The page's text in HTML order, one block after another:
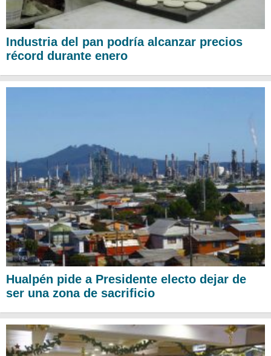
Industria del pan podría alcanzar precios
récord durante enero
Hualpén pide a Presidente electo dejar de
ser una zona de sacrificio